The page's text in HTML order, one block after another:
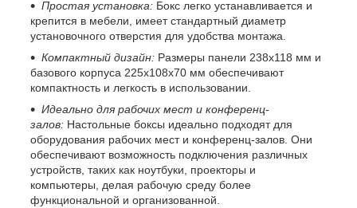
Простая установка: Бокс легко устанавливается и
крепится в мебели, имеет стандартный диаметр
установочного отверстия для удобства монтажа.
Компактный дизайн: Размеры панели 238x118 мм и
базового корпуса 225x108x70 мм обеспечивают
компактность и легкость в использовании.
Идеально для рабочих мест и конференц-
залов: Настольные боксы идеально подходят для
оборудования рабочих мест и конференц-залов. Они
обеспечивают возможность подключения различных
устройств, таких как ноутбуки, проекторы и
компьютеры, делая рабочую среду более
функциональной и организованной.